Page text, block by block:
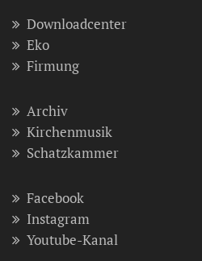
Downloadcenter
Eko
Firmung
Archiv
Kirchenmusik
Schatzkammer
Facebook
Instagram
Youtube-Kanal